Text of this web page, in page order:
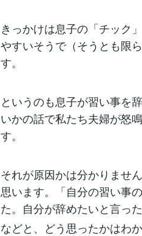
きっかけは息子の「チック
やすいそうで（そうとも限
す。
というのも息子が習い事を
いかの話で私たち夫婦が怒
す。
それが原因かは分かりませ
思います。「自分の習い事
た。自分が辞めたいと言っ
などと、どう思ったかはわ